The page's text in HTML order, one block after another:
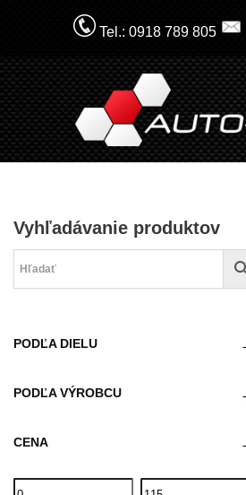
na
obsah
Tel.: 0918 789 805
Vyhľadávanie produktov
PODĽA DIELU
PODĽA VÝROBCU
CENA